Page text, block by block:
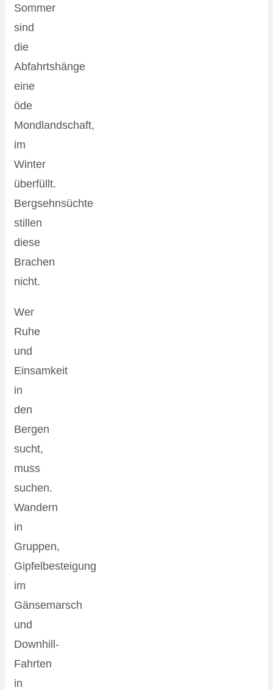
Sommer
sind
die
Abfahrtshänge
eine
öde
Mondlandschaft,
im
Winter
überfüllt.
Bergsehnsüchte
stillen
diese
Brachen
nicht.
Wer
Ruhe
und
Einsamkeit
in
den
Bergen
sucht,
muss
suchen.
Wandern
in
Gruppen,
Gipfelbesteigung
im
Gänsemarsch
und
Downhill-
Fahrten
in